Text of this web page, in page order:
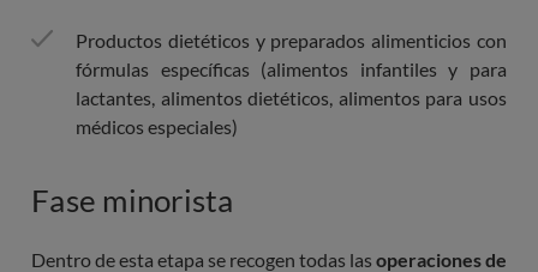
Productos dietéticos y preparados alimenticios con
fórmulas específicas (alimentos infantiles y para
lactantes, alimentos dietéticos, alimentos para usos
médicos especiales)
Fase minorista
Dentro de esta etapa se recogen todas las operaciones de